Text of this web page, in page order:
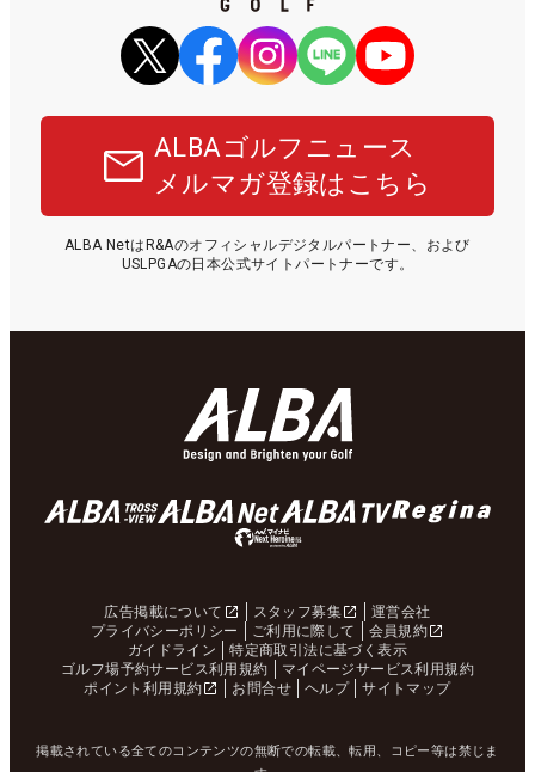
ALBAゴルフニュース
メルマガ登録はこちら
ALBA NetはR&Aのオフィシャルデジタルパートナー、および
USLPGAの日本公式サイトパートナーです。
広告掲載について スタッフ募集
運営会社
プライバシーポリシー
ご利用に際して
会員規約
ガイドライン
特定商取引法に基づく表示
ゴルフ場予約サービス利用規約
マイページサービス利用規約
ポイント利用規約
お問合せ ヘルプ サイトマップ
掲載されている全てのコンテンツの無断での転載、転用、コピー等は禁じま